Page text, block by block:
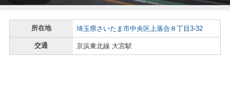
所在地 埼玉県さいたま市中央区上落合８丁目3-32
交通 京浜東北線 大宮駅